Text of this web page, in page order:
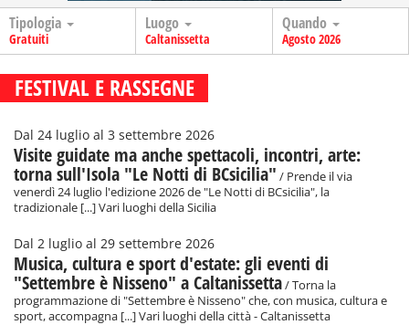
Tipologia
Gratuiti
Luogo
Caltanissetta
Quando
Agosto 2026
FESTIVAL E RASSEGNE
Dal 24 luglio al 3 settembre 2026
Visite guidate ma anche spettacoli, incontri, arte:
torna sull'Isola "Le Notti di BCsicilia" / Prende il via
venerdì 24 luglio l'edizione 2026 de "Le Notti di BCsicilia", la
tradizionale [...] Vari luoghi della Sicilia
Dal 2 luglio al 29 settembre 2026
Musica, cultura e sport d'estate: gli eventi di
"Settembre è Nisseno" a Caltanissetta/ Torna la
programmazione di "Settembre è Nisseno" che, con musica, cultura e
sport, accompagna [...] Vari luoghi della città - Caltanissetta